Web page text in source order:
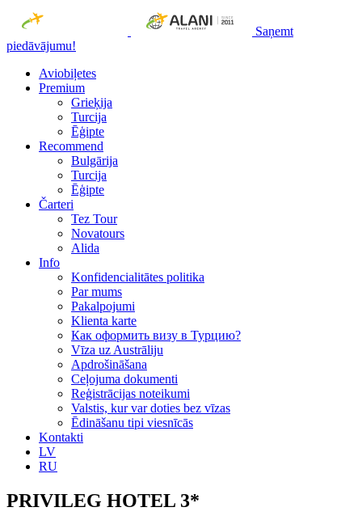
Saņemt
piedāvājumu!
Aviobiļetes
Premium
Grieķija
Turcija
Ēģipte
Recommend
Bulgārija
Turcija
Ēģipte
Čarteri
Tez Tour
Novatours
Alida
Info
Konfidencialitātes politika
Par mums
Рakalpojumi
Klienta karte
Как оформить визу в Турцию?
Vīza uz Austrāliju
Apdrošināšana
Ceļojuma dokumenti
Reģistrācijas noteikumi
Valstis, kur var doties bez vīzas
Ēdināšanu tipi viesnīcās
Kontakti
LV
RU
PRIVILEG HOTEL 3*